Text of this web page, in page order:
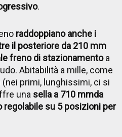
.
raddoppiano anche i
il posteriore da 210 mm
freno di stazionamentoa
Abitabilità a mille, come
primi, lunghissimi, ci si
una sella a 710 mmda
regolabile su 5 posizioni per